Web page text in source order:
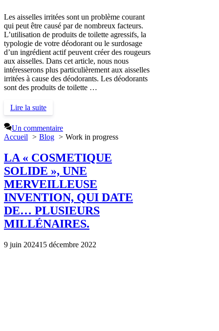
Les aisselles irritées sont un problème courant
qui peut être causé par de nombreux facteurs.
L’utilisation de produits de toilette agressifs, la
typologie de votre déodorant ou le surdosage
d’un ingrédient actif peuvent créer des rougeurs
aux aisselles. Dans cet article, nous nous
intéresserons plus particulièrement aux aisselles
irritées à cause des déodorants. Les déodorants
sont des produits de toilette …
Lire la suite
Un commentaire
Accueil
Blog Work in progress
LA « COSMETIQUE
SOLIDE », UNE
MERVEILLEUSE
INVENTION, QUI DATE
DE… PLUSIEURS
MILLÉNAIRES.
9 juin 202415 décembre 2022